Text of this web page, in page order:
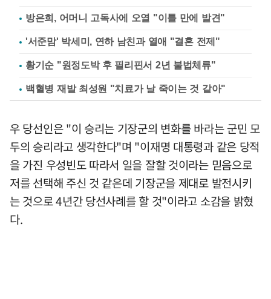
방은희, 어머니 고독사에 오열 "이틀 만에 발견"
'서준맘' 박세미, 연하 남친과 열애 "결혼 전제"
황기순 "원정도박 후 필리핀서 2년 불법체류"
백혈병 재발 최성원 "치료가 날 죽이는 것 같아"
우 당선인은 "이 승리는 기장군의 변화를 바라는 군민 모
두의 승리라고 생각한다"며 "이재명 대통령과 같은 당적
을 가진 우성빈도 따라서 일을 잘할 것이라는 믿음으로
저를 선택해 주신 것 같은데 기장군을 제대로 발전시키
는 것으로 4년간 당선사례를 할 것"이라고 소감을 밝혔
다.